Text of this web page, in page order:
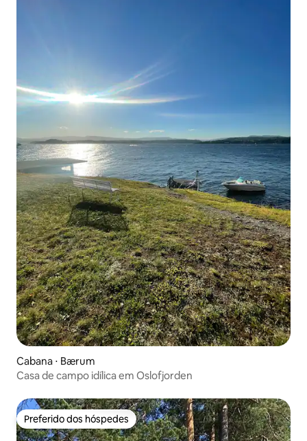
Cabana ⋅ Bærum
Casa de campo idílica em Oslofjorden
Preferido dos hóspedes
Preferido dos hóspedes